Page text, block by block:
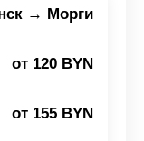
→ Морги
от 120 BYN
от 155 BYN